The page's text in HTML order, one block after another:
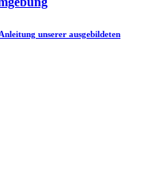
unserer ausgebildeten